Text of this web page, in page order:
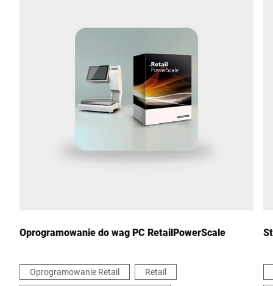
Oprogramowanie do wag PC RetailPowerScale
Oprogramowanie Retail
Retail